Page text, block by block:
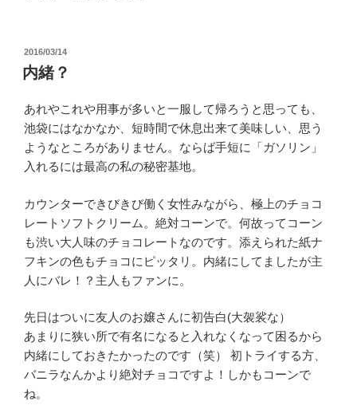
投
稿
日:
2016/03/14
内緒？
あれやこれや用事が多いと一服して帰ろうと思っても、
池袋にはなかなか、短時間で休息出来て美味しい、思う
ようなところがありません。ならば手短に「ガソリン」
入れるには最高の私の秘密基地。
カウンターできびきび働く女性みながら、極上のチョコ
レートソフトクリーム。絶対コーンで。何故ってコーン
も渋い大人味のチョコレートなのです。添えられた紙ナ
フキンの色もチョコにピッタリ。内緒にしてましたが主
人にバレ！？主人もファンに。
先日はついに友人のお嬢さんに初告白(大袈裟な）
あまりに狭い所で有名になると入れなくなって困るから
内緒にしておきたかったのです（笑） 初トライする方、
バニラなんかより絶対チョコですよ！しかもコーンで
ね。